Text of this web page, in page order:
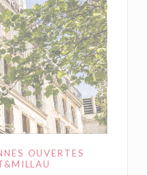
OUVERTES